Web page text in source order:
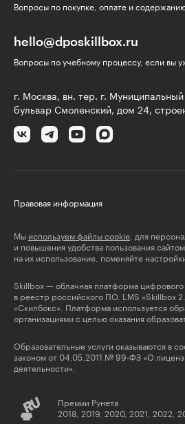
Вопросы по покупке, оплате и
hello@dposkillbox.ru
Вопросы по учебному процессу, если вы
г. Москва, вн. тер. г.
бульвар Смоленский, дом 24,
Правовая информация
Мы используем файлы cookie , для
и повышения удобства пользования
на их использование, поменяйте
Skillbox — облачная платформа цифрового
в реестр российского ПО. LMS «Skillbox
«Скилбокс». Платформа используется
организациями с целью оказания
Образовательные услуги оказываются в
законом от 04.05.2011 № 99-ФЗ «О
деятельности».
Премии Рунета
2018, 2019, 2020, 2021, 2022,